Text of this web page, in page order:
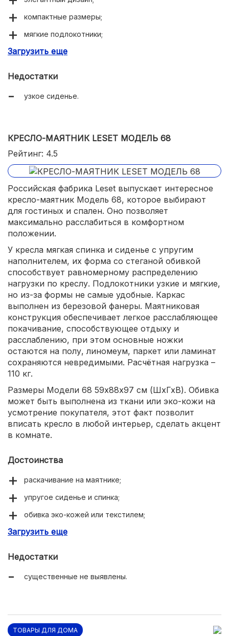
компактные размеры;
мягкие подлокотники;
прочный каркас из березовой фанеры;
покупателя.
Загрузить еще
Недостатки
узкое сиденье.
КРЕСЛО-МАЯТНИК LESET МОДЕЛЬ 68
Рейтинг: 4.5
Российская фабрика Leset выпускает интересное
кресло-маятник Модель 68, которое выбирают
для гостиных и спален. Оно позволяет
максимально расслабиться в комфортном
положении.
У кресла мягкая спинка и сиденье с упругим
наполнителем, их форма со стеганой обивкой
способствует равномерному распределению
нагрузки по креслу. Подлокотники узкие и мягкие,
но из-за формы не самые удобные. Каркас
выполнен из березовой фанеры. Маятниковая
конструкция обеспечивает легкое расслабляющее
покачивание, способствующее отдыху и
расслаблению, при этом основные ножки
остаются на полу, линомеум, паркет или ламинат
сохраняются невредимыми. Расчётная нагрузка –
110 кг.
Размеры Модели 68 59х88х97 см (ШхГхВ). Обивка
может быть выполнена из ткани или эко-кожи на
усмотрение покупателя, этот факт позволит
вписать кресло в любой интерьер, сделать акцент
в комнате.
Достоинства
раскачивание на маятнике;
упругое сиденье и спинка;
обивка эко-кожей или текстилем;
мягкие подлокотники.
Загрузить еще
Недостатки
существенные не выявлены.
ТОВАРЫ ДЛЯ ДОМА